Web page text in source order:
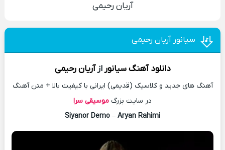
آریان رحیمی
سیانور آریان رحیمی
دانلود آهنگ سیانور ازآریان رحیمی
آهنگ های جدید و کلاسیک (قدیمی) ایرانی با کیفیت بالا + متن آهنگ
در سایت بزرگ موسیقی سرا
Siyanor Demo – Aryan Rahimi